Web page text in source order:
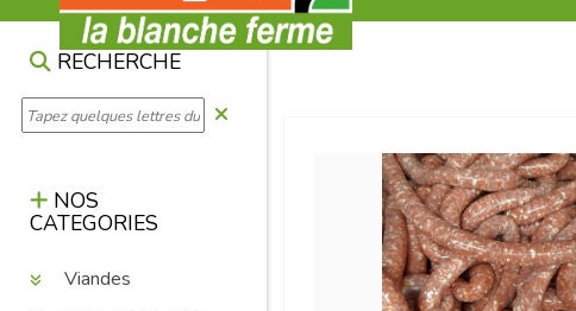
RECHERCHE
NOS
CATEGORIES
Viandes